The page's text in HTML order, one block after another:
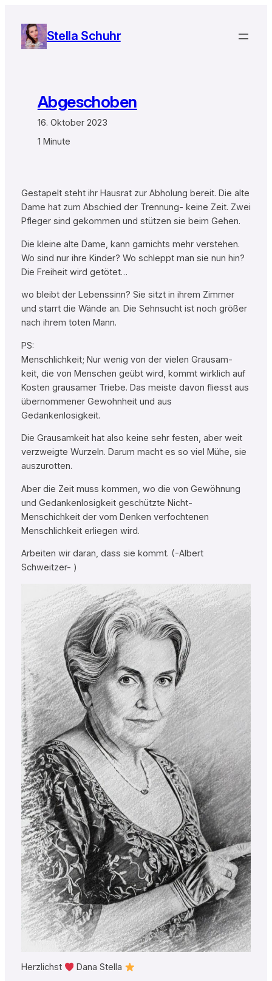
Inhalt
springen
Stella Schuhr
Abgeschoben
16. Oktober 2023
1 Minute
Gestapelt steht ihr Hausrat zur Abholung bereit. Die alte
Dame hat zum Abschied der Trennung- keine Zeit. Zwei
Pfleger sind gekommen und stützen sie beim Gehen.
Die kleine alte Dame, kann garnichts mehr verstehen.
Wo sind nur ihre Kinder? Wo schleppt man sie nun hin?
Die Freiheit wird getötet…
wo bleibt der Lebenssinn? Sie sitzt in ihrem Zimmer
und starrt die Wände an. Die Sehnsucht ist noch größer
nach ihrem toten Mann.
PS:
Menschlichkeit; Nur wenig von der vielen Grausam-
keit, die von Menschen geübt wird, kommt wirklich auf
Kosten grausamer Triebe. Das meiste davon fliesst aus
übernommener Gewohnheit und aus
Gedankenlosigkeit.
Die Grausamkeit hat also keine sehr festen, aber weit
verzweigte Wurzeln. Darum macht es so viel Mühe, sie
auszurotten.
Aber die Zeit muss kommen, wo die von Gewöhnung
und Gedankenlosigkeit geschützte Nicht-
Menschichkeit der vom Denken verfochtenen
Menschlichkeit erliegen wird.
Arbeiten wir daran, dass sie kommt. (-Albert
Schweitzer- )
Herzlichst Dana Stella